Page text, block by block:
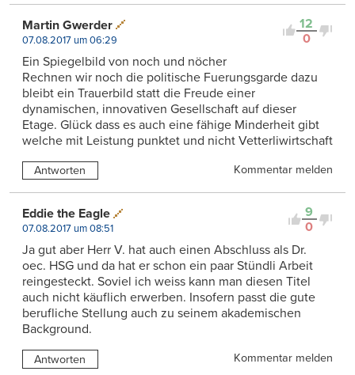
12
0
Martin Gwerder
07.08.2017 um 06:29
Ein Spiegelbild von noch und nöcher
Rechnen wir noch die politische Fuerungsgarde dazu
bleibt ein Trauerbild statt die Freude einer
dynamischen, innovativen Gesellschaft auf dieser
Etage. Glück dass es auch eine fähige Minderheit gibt
welche mit Leistung punktet und nicht Vetterliwirtschaft
Antworten Kommentar melden
9
0
Eddie the Eagle
07.08.2017 um 08:51
Ja gut aber Herr V. hat auch einen Abschluss als Dr.
oec. HSG und da hat er schon ein paar Stündli Arbeit
reingesteckt. Soviel ich weiss kann man diesen Titel
auch nicht käuflich erwerben. Insofern passt die gute
berufliche Stellung auch zu seinem akademischen
Background.
Antworten
Kommentar melden